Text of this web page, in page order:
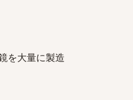
を大量に製造